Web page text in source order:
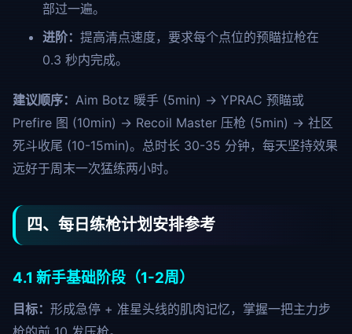
部过一遍。
进阶： 提高清点速度，要求每个点位的预瞄拉枪在
0.3 秒内完成。
建议顺序： Aim Botz 暖手 (5min) → YPRAC 预瞄或
Prefire 图 (10min) → Recoil Master 压枪 (5min) → 社区
死斗收尾 (10-15min)。总时长 30-35 分钟，每天坚持效果
远好于周末一次猛练两小时。
四、每日练枪计划安排参考
4.1 新手基础阶段（1-2周）
目标： 形成急停 + 准星头线的肌肉记忆，掌握一把主力步